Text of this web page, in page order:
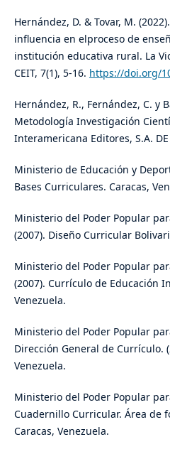
Hernández, D. & Tovar, M.
influencia en elproceso de
institución educativa rural. La
CEIT, 7(1), 5-16. https://doi.org/
Hernández, R., Fernández, C. y
Metodología Investigación
Interamericana Editores, S.A. DE
Ministerio de Educación y
Bases Curriculares. Caracas,
Ministerio del Poder Popular
(2007). Diseño Curricular
Ministerio del Poder Popular
(2007). Currículo de Educación
Venezuela.
Ministerio del Poder Popular
Dirección General de Currículo.
Venezuela.
Ministerio del Poder Popular
Cuadernillo Curricular. Área de
Caracas, Venezuela.